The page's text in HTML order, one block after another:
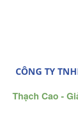
CÔNG TY
Thạch Cao -